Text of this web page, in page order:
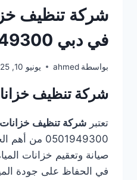
شركة تنظيف
في دبي 0501949300
بواسطة ahmed يونيو 10, 2025
شركة تنظيف
تعتبر شركة تنظيف خزانات
0501949300
صيانة وتعقيم خزانات
في الحفاظ على جودة